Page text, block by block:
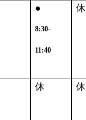
●
8:30-
11:40
休
休 休